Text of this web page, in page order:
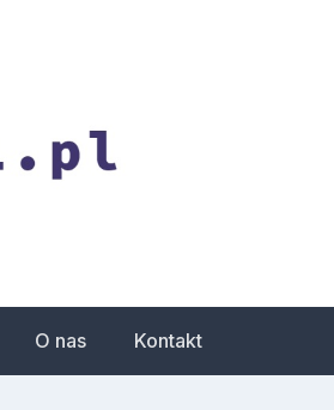
– zbiór
O nas Kontakt